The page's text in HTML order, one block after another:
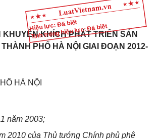
Hiệu lực: Đã biết
Tình trạng hiệu lực: Đã biết
KHÍCH PHÁT TRIỂN SẢN
PHỐ HÀ NỘI GIAI ĐOẠN 2012-
HÀ NỘI
năm 2003;
2010 của Thủ tướng Chính phủ phê